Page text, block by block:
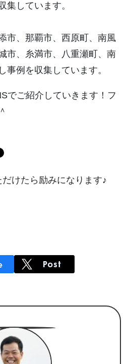
集しています。
市、那覇市、西原町、南風
市、糸満市、八重瀬町、南
事例を収集しています。
でご紹介していきます！フ
けたら励みになります♪